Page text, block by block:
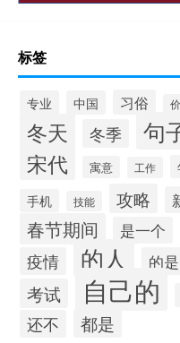
标签
专业 中国 习俗
冬天 冬季 句
宋代 寓意 工作
手机 技能 攻略
春节期间 是一个
疫情
的人 的是
考试 自己的
还不 都是